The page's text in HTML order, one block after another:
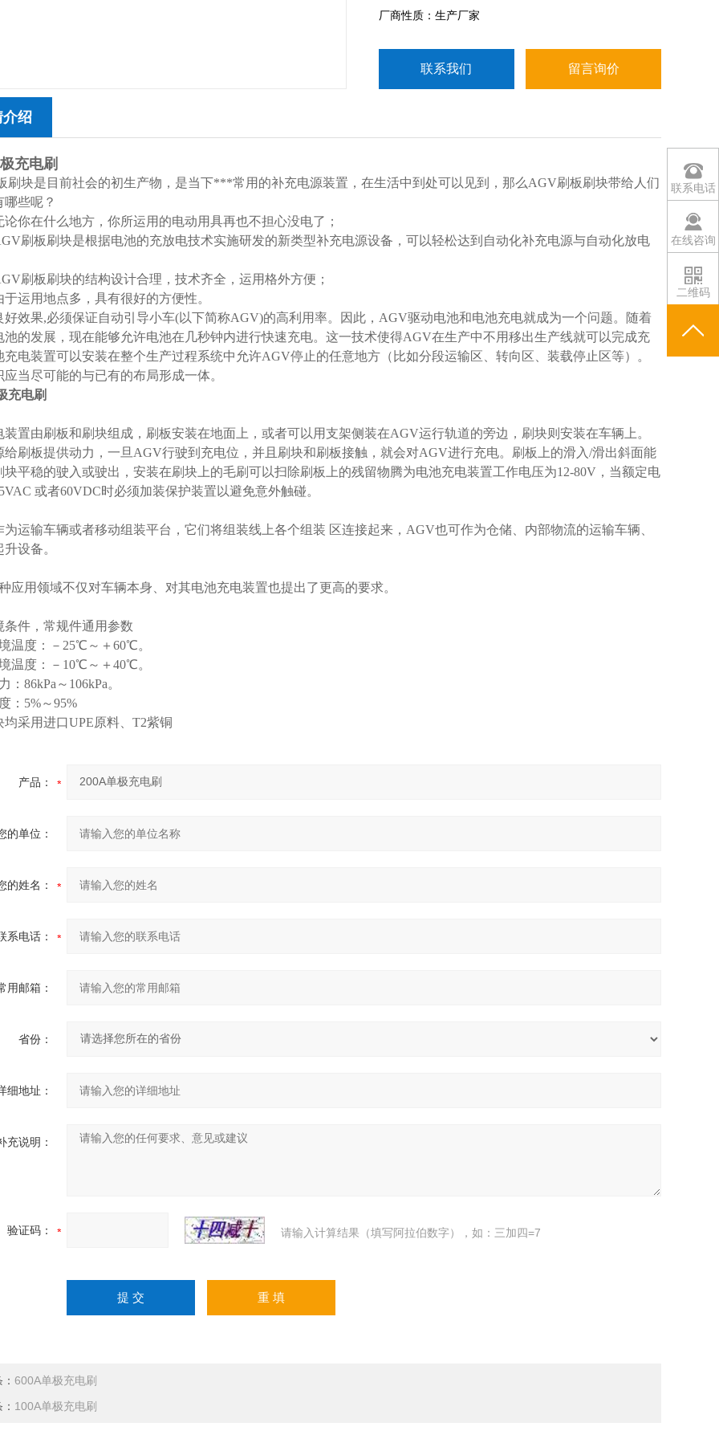
厂商性质：生产厂家
联系我们 留言询价
绍
充电刷
刷块是目前社会的初生产物，是当下***常用的补充电源装置，在生活中到处可以见到，那么AGV刷板刷块带给人们
哪些呢？
在什么地方，你所运用的电动用具再也不担心没电了；
板刷块是根据电池的充放电技术实施研发的新类型补充电源设备，可以轻松达到自动化补充电源与自动化放电
板刷块的结构设计合理，技术齐全，运用格外方便；
用地点多，具有很好的方便性。
好效果,必须保证自动引导小车(以下简称AGV)的高利用率。因此，AGV驱动电池和电池充电就成为一个问题。随着
池的发展，现在能够允许电池在几秒钟内进行快速充电。这一技术使得AGV在生产中不用移出生产线就可以完成充
充电装置可以安装在整个生产过程系统中允许AGV停止的任意地方（比如分段运输区、转向区、装载停止区等）。
应当尽可能的与已有的布局形成一体。
充电刷
装置由刷板和刷块组成，刷板安装在地面上，或者可以用支架侧装在AGV运行轨道的旁边，刷块则安装在车辆上。
给刷板提供动力，一旦AGV行驶到充电位，并且刷块和刷板接触，就会对AGV进行充电。刷板上的滑入/滑出斜面能
块平稳的驶入或驶出，安装在刷块上的毛刷可以扫除刷板上的残留物腾为电池充电装置工作电压为12-80V，当额定电
或者60VDC时必须加装保护装置以避免意外触碰。
运输车辆或者移动组装平台，它们将组装线上各个组装 区连接起来，AGV也可作为仓储、内部物流的运输车辆、
设备。
应用领域不仅对车辆本身、对其电池充电装置也提出了更高的要求。
条件，常规件通用参数
温度：－25℃～＋60℃。
温度：－10℃～＋40℃。
86kPa～106kPa。
：5%～95%
均采用进口UPE原料、T2紫铜
产品：
的单位：
的姓名：
系电话：
用邮箱：
省份：
细地址：
充说明：
验证码： 请输入计算结果（填写阿拉伯数字），如：三加四=7
600A单极充电刷
100A单极充电刷
联系电话
在线咨询
二维码